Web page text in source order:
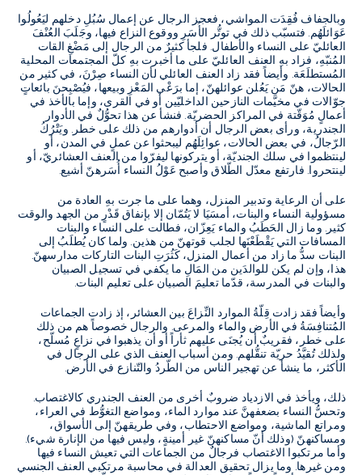
وبالجفاف فُقِدَت المواشي، فعجز الرجال عن إعمال سُبُلِ دخلهم ليَعُولُوا
عَوَائلَهُم. فتسبّب ذلك في توتُّر الأُسَرِ ووقوع النزاع فيها، وجَلَبَ العُنْفَ
العائليّ على النساء والأطفال. فلجأ كثيرٌ من الرجال إلى مَضْغِ القات
المُنبّهِ، فزاد بهِ العنف العائليّ على ما أخبرت بهِ كلّ المجتمعات المحلية
المُستطلَعَة. وأيضاً فقد زاد العنف العائلي لأن النساء صِرْنَ، في كثير من
الحالات، هنّ مَن يَعُلن عوائلهنّ، إما برَعْي المَعْزِ وبيعها، فيُصْبِحنَ بائعاتٍ
جوّالات في مخيَّمات النازحين الداخليّين أو في القرى، وإما بالأخذ في
أعمالٍ مُوَقّتة في المراكز الحضريّة. فنشأ عن هذا تحوُّلٌ في الأدوار
الجندرية، ورأى بعض الرجال أن أدوارهم من ذلك على خطر. ويَتْرُكُ
الرّجالُ، في بعض الحالات، عوائِلَهُم ليبحثوا عن عملٍ في المدن، أو
لينتظموا في سلك الجنديّة، أو يتركونها ليفرّوا من العنف العشائريّ، أو
لينتحروا. فارتفع معدّل الطّلاق وأصبح عَوْلُ النساء أُسَرهنّ أشيع.
على أن الرعاية وتدبير المنزل، وهما على ما جرت بهِ العادة من
مسؤولية النساء والبنات، أمسَيَا لا يَتُمّان إلا بإنفاق قَدْرٍ من الجهد والوقت
كثير. وما زال الحَطَبُ والماء يَعِزّان، فطالت على النساء والبنات
المسافات التي يَقْطَعْنَها لجلب قوتهنّ من هذين. ولما كان يُطلَبُ إلى
البنات سدُّ ما زاد من أعمال المنزل، كَثُرَتِ البنات التاركات مدارسهنّ.
هذا، وإن لم يكن للوالدَين من المَالِ ما يكفي في تسجيل الصبيان
والبنات في المدرسة، قدّما تعليمَ الصبيان على تعليم البنات.
وأيضاً فقد زادت قِلّةُ الموارد النِّزاعَ بين العشائر، إذ زادت الجماعات
المُتنافِسَةُ في الأرض والماء والمرعى. والرجال خصوصاً هم من ذلك
على خطر، فقريبٌ أن يُجنَى عليهم ثأراً أو أن يذهبوا في نزاعٍ مُسلّح،
ولذلك تُقيَّدُ حريّة تنقُّلهم. ومن أسباب العنف الذي على الرجال في
الأكثر، ما ينشأ عن تهجير الناس من الطّردُ والتّنازع في الأرض.
ذلك، ويأخذ في الازدياد ضروبٌ أخرى من العنف الجندري كالاغتصاب.
وتحسُّ النساء بضعفهنَّ عند موارد الماء، ومواضع التغوُّط في العراء،
ومراتع الماشية، ومواضع الاحتطاب، وفي طريقهنّ إلى الأسواق،
ومساكنهنّ (وذلك أنّ مساكنهنّ غير أمينةٍ، وليس فيها من الإنارة شيء).
وأما مرتكبوا الاغتصاب فرجالٌ من الجماعات التي تعيش النساء فيها
ومن غيرها. وما يزال تحقيق العدالة في محاسبة مرتكبي العنف الجنسي